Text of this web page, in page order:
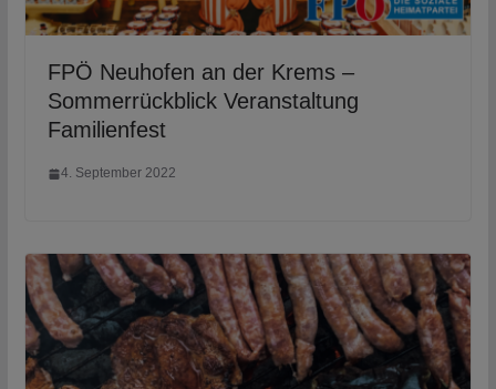
FPÖ Neuhofen an der Krems –
Sommerrückblick Veranstaltung
Familienfest
4. September 2022